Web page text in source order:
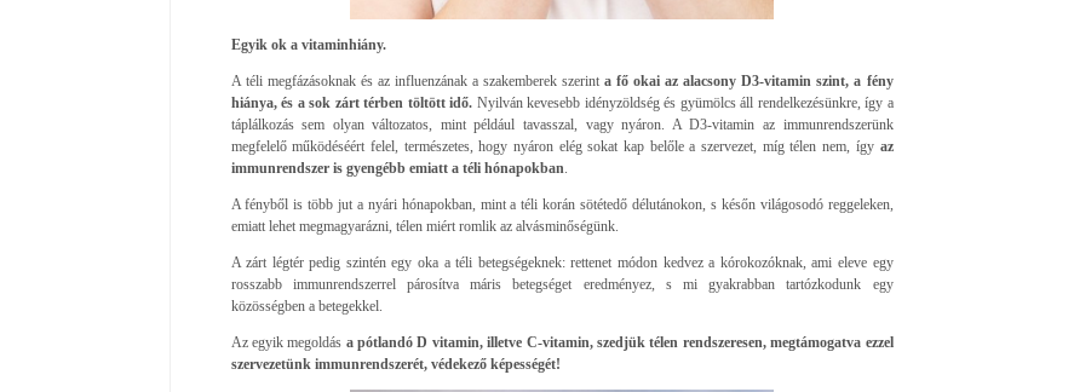
Egyik ok a vitaminhiány.
A téli megfázásoknak és az influenzának a szakemberek szerinta fő okai az alacsony D3-vitamin szint, a fény
hiánya, és a sok zárt térben töltött idő. Nyilván kevesebb idényzöldség és gyümölcs áll rendelkezésünkre, így a
táplálkozás sem olyan változatos, mint például tavasszal, vagy nyáron. A D3-vitamin az immunrendszerünk
megfelelő működéséért felel, természetes, hogy nyáron elég sokat kap belőle a szervezet, míg télen nem, így az
immunrendszer is gyengébb emiatt a téli hónapokban
A fényből is több jut a nyári hónapokban, mint a téli korán sötétedő délutánokon, s későn világosodó reggeleken,
emiatt lehet megmagyarázni, télen miért romlik az alvásminőségünk.
A zárt légtér pedig szintén egy oka a téli betegségeknek: rettenet módon kedvez a kórokozóknak, ami eleve egy
rosszabb immunrendszerrel párosítva máris betegséget eredményez, s mi gyakrabban tartózkodunk egy
közösségben a betegekkel.
Az egyik megoldás a pótlandó D vitamin, illetve C-vitamin, szedjük télen rendszeresen, megtámogatva ezzel
szervezetünk immunrendszerét, védekező képességét!